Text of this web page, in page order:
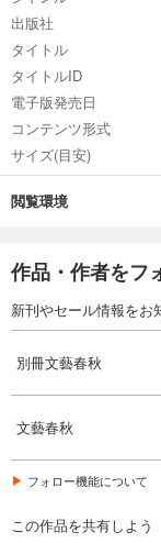
あ
別冊
499円
別冊
あら
出版社
タイトル
タイトルID
電子版発売日
コンテンツ形式
サイズ(目安)
閲覧環境
作品・作者をフ
新刊やセール情報をお
別冊文藝春秋
文藝春秋
フォロー機能について
この作品を共有しよう